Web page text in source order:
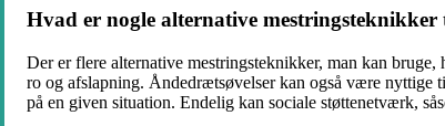
Hvad er nogle alternative
Der er flere alternative mestringsteknikker, man kan
ro og afslapning. Åndedrætsøvelser kan også være nyttige
på en given situation. Endelig kan sociale støttenetværk,